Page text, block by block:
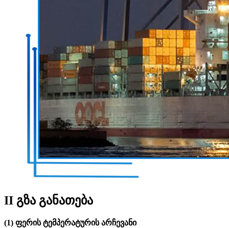
II გზა განათება
(1) ფერის ტემპერატურის არჩევანი